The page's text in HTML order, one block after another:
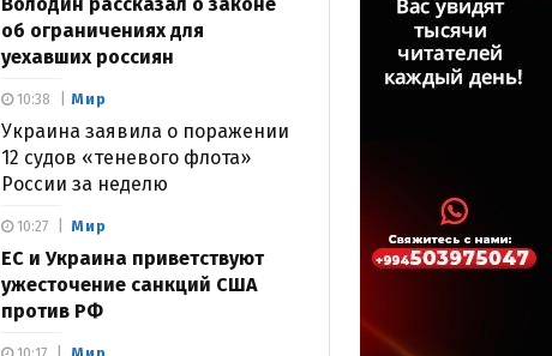
об ограничениях для
уехавших россиян
Мир
Украина заявила о поражении
12 судов «теневого флота»
России за неделю
10:38
Мир
ЕС и Украина приветствуют
ужесточение санкций США
против РФ
10:27